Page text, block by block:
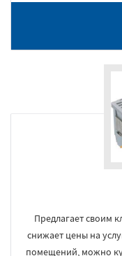
Предлагает своим
снижает цены на
помещений, можно